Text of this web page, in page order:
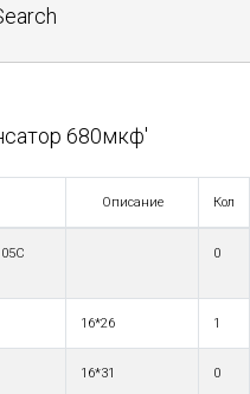
680мкф'
Описание Кол
0
16*26 1
16*31 0